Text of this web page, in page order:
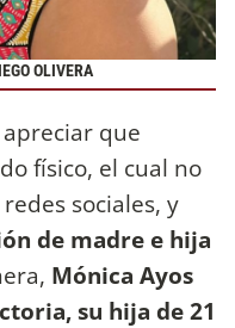
OLIVERA
que
físico, el cual no
sociales, y
de madre e hija
Mónica Ayos
su hija de 21